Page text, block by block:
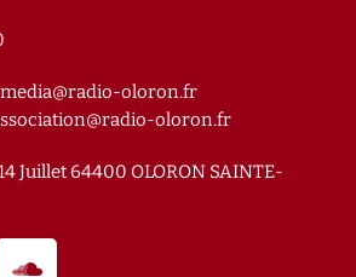
oloron.fr
oloron.fr
Juillet 64400 OLORON SAINTE-